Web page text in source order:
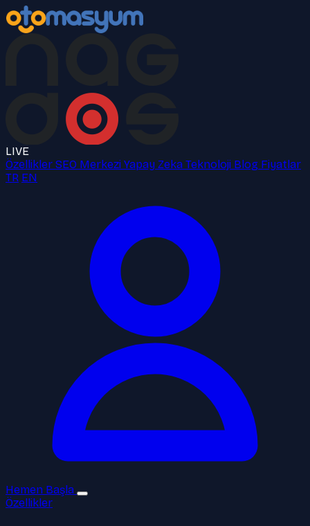
LIVE
Özellikler SEO Merkezi Yapay Zeka Teknoloji Blog Fiyatlar
TR EN
Hemen Başla
Özellikler